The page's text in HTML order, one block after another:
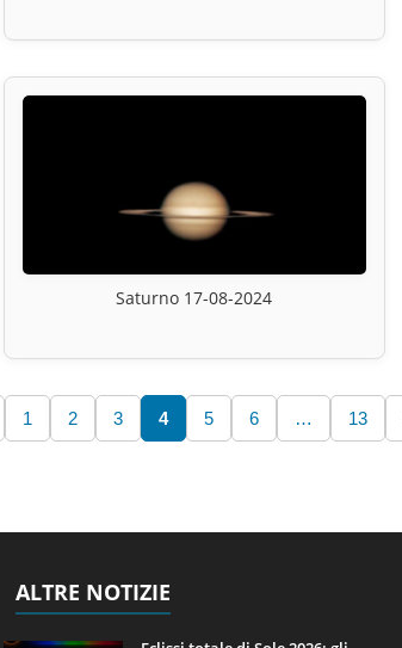
Saturno 17-08-2024
1 2 3 4 5 6 … 13
ALTRE NOTIZIE